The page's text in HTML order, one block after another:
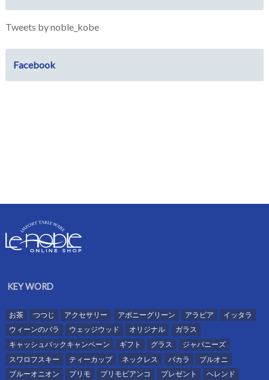
Tweets by noble_kobe
Facebook
KEY WORD
お茶 つつじ アクセサリー アポニーグリーン アラビア
イッタラ
ウィーンのバラ
ウェッジウッド オリジナル
ガラス
キャッシュバックキャンペーン
ギフト グラス
ジャパニーズ
スワロフスキー
ティーカップ ネックレス バカラ
ブルオニ
ブルーオニオン
プリモ プリモビアンコ プレゼント
ヘレンド